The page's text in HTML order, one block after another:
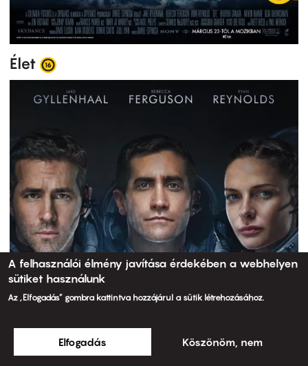
Élet
A felhasználói élmény javítása érdekében a webhelyen
sütiket használunk
Az „Elfogadás” gombra kattintva hozzájárul a sütik létrehozásához.
Elfogadás Köszönöm, nem